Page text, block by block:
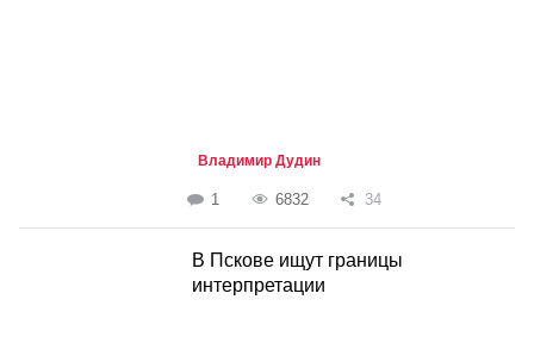
Владимир Дудин
1 6832 34
В Пскове ищут границы
интерпретации